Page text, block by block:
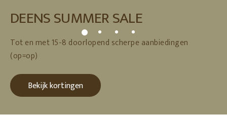
DEENS SUMMER SALE
Tot en met 15-8 doorlopend scherpe aanbiedingen
(op=op)
Bekijk kortingen